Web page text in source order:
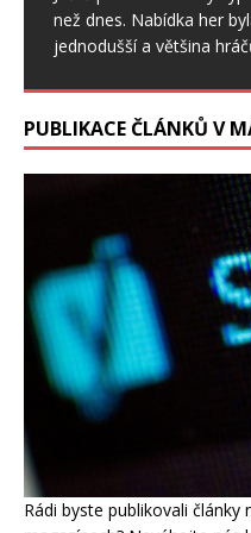
než dnes. Nabídka her
jednodušší a většina
střešní krytina. Přesto
roli.[…]
PUBLIKACE ČLÁNKŮ V
Rádi byste publikovali